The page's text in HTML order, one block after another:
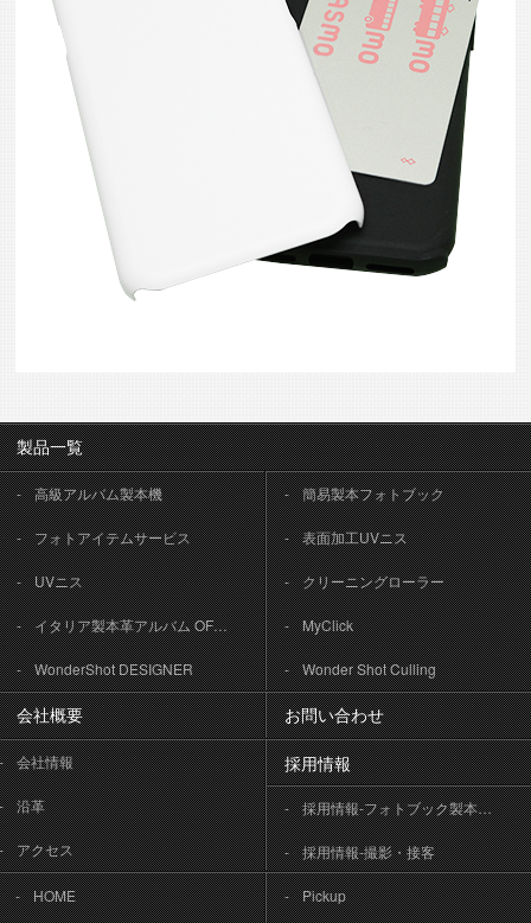
製品一覧
高級アルバム製本機 簡易製本フォトブック
フォトアイテムサービス 表面加工UVニス
UVニス クリーニングローラー
イタリア製本革アルバム OFFICINA LIBRIS MyClick
WonderShot DESIGNER Wonder Shot Culling
会社概要
会社情報
沿革
アクセス
お問い合わせ
採用情報
採用情報-フォトブック製本作業
採用情報-撮影・接客
HOME Pickup